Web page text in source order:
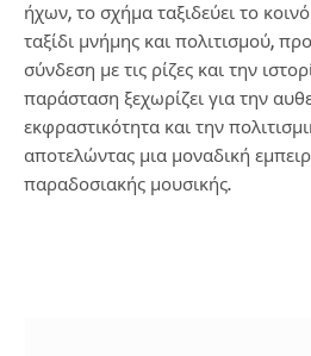
ήχων, το σχήμα ταξιδεύει το
ταξίδι μνήμης και πολιτισμού,
σύνδεση με τις ρίζες και την
παράσταση ξεχωρίζει για την
εκφραστικότητα και την
αποτελώντας μια μοναδική
παραδοσιακής μουσικής.